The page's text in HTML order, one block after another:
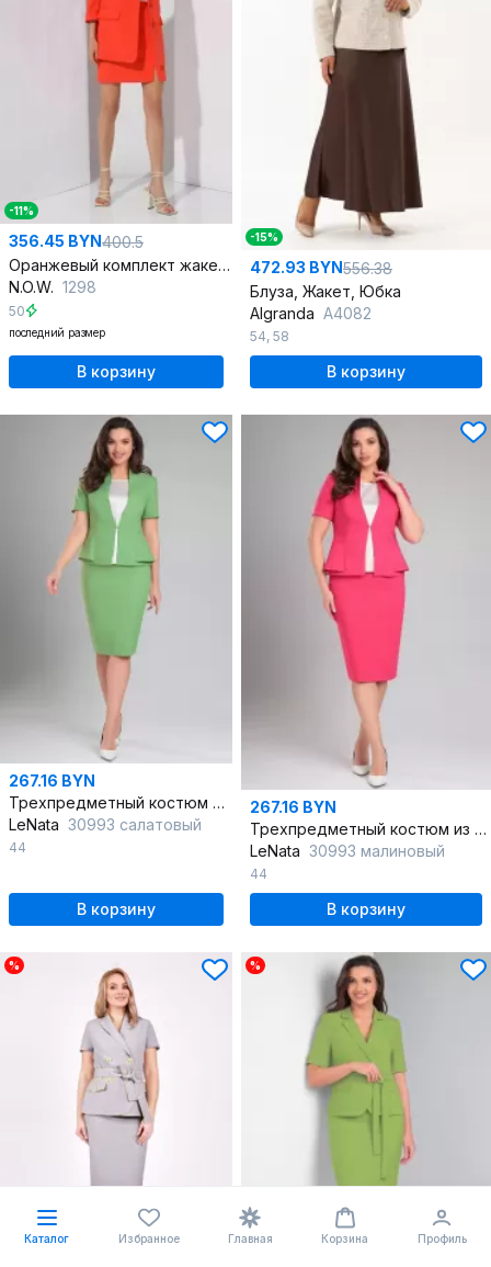
-11%
356.45 BYN400.5
Оранжевый комплект жакета и короткой юбки на каждый день
N.O.W. 1298
50
последний размер
В корзину
-15%
472.93 BYN556.38
Блуза, Жакет, Юбка
Algranda А4082
54, 58
В корзину
267.16 BYN
Трехпредметный костюм из текстиля с баской и шлицей
LeNata 30993 салатовый
44
В корзину
267.16 BYN
Трехпредметный костюм из текстиля с коротким рукавом
LeNata 30993 малиновый
44
В корзину
% %
Каталог Избранное Главная Корзина Профиль